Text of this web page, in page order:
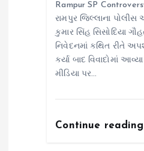
Rampur SP
રામપુર જિલ્લાના પોલીસ
કુમાર સિંહ સિસોદિયા
નિવેદનમાં કથિત રીતે
કર્યા બાદ વિવાદોમાં
મીડિયા પર…
Continue reading